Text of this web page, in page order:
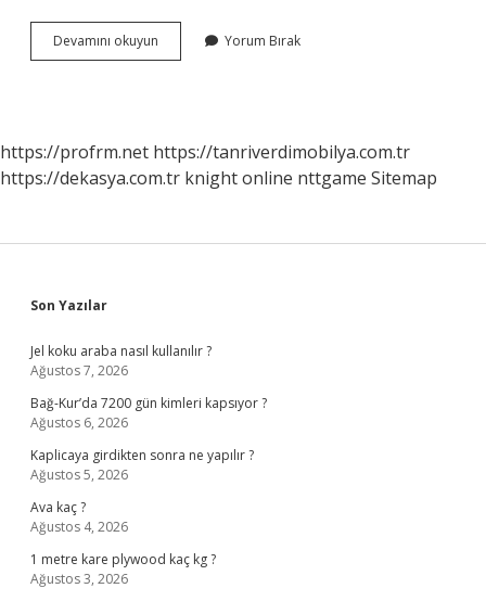
Devamını okuyun
Hangi
Yorum Bırak
https://profrm.net https://tanriverdimobilya.com.tr
https://dekasya.com.tr knight online nttgame Sitemap
Sidebar
Son Yazılar
Jel koku araba nasıl kullanılır ?
Ağustos 7, 2026
Bağ-Kur’da 7200 gün kimleri kapsıyor ?
Ağustos 6, 2026
Kaplicaya girdikten sonra ne yapılır ?
Ağustos 5, 2026
Ava kaç ?
Ağustos 4, 2026
1 metre kare plywood kaç kg ?
Ağustos 3, 2026